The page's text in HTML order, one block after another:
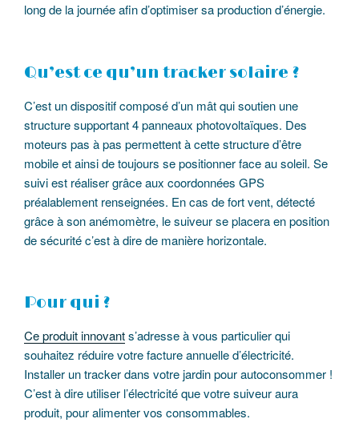
long de la journée afin d’optimiser sa production d’énergie.
Qu’est ce qu’un tracker solaire ?
C’est un dispositif composé d’un mât qui soutien une
structure supportant 4 panneaux photovoltaïques. Des
moteurs pas à pas permettent à cette structure d’être
mobile et ainsi de toujours se positionner face au soleil. Se
suivi est réaliser grâce aux coordonnées GPS
préalablement renseignées. En cas de fort vent, détecté
grâce à son anémomètre, le suiveur se placera en position
de sécurité c’est à dire de manière horizontale.
Pour qui ?
Ce produit innovants’adresse à vous particulier qui
souhaitez réduire votre facture annuelle d’électricité.
Installer un tracker dans votre jardin pour autoconsommer !
C’est à dire utiliser l’électricité que votre suiveur aura
produit, pour alimenter vos consommables.